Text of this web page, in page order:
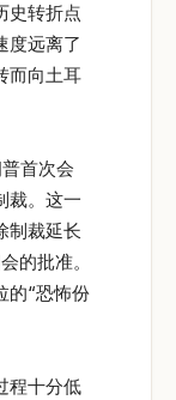
史转折点
度远离了
而向土耳
首次会
裁。这一
制裁延长
的批准。
的“恐怖份
程十分低